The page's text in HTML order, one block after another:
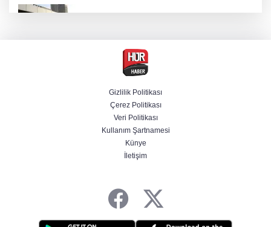
Derin taarruz, yüksek hassasiyet! Bayraktar
AKINCI TİHA TOLUN P ile vurdu
Menderes Belediye Başkanı İlkay Çiçek
tutuklandı
Hür Ağbaba soruşturmasında MASAK para
Gizlilik Politikası
Çerez Politikası
Veri Politikası
Kullanım Şartnamesi
Künye
İletişim